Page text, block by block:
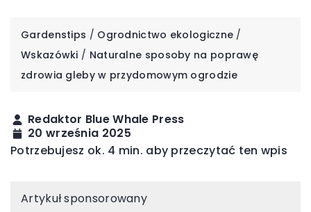
Gardenstips / Ogrodnictwo ekologiczne /
Wskazówki / Naturalne sposoby na poprawę
zdrowia gleby w przydomowym ogrodzie
Redaktor Blue Whale Press
20 września 2025
Potrzebujesz ok. 4 min. aby przeczytać ten wpis
Artykuł sponsorowany